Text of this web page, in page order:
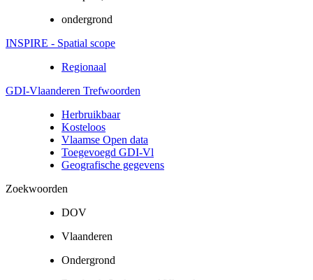
ondergrond
INSPIRE - Spatial scope
Regionaal
GDI-Vlaanderen Trefwoorden
Herbruikbaar
Kosteloos
Vlaamse Open data
Toegevoegd GDI-Vl
Geografische gegevens
Zoekwoorden
DOV
Vlaanderen
Ondergrond